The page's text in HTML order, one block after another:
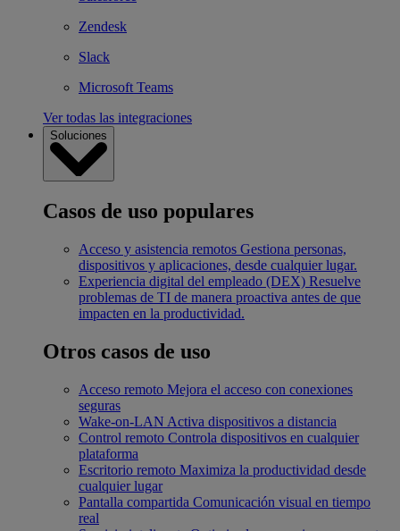
Zendesk
Slack
Microsoft Teams
Ver todas las integraciones
Soluciones
Casos de uso populares
Acceso y asistencia remotos Gestiona personas,
dispositivos y aplicaciones, desde cualquier lugar.
Experiencia digital del empleado (DEX) Resuelve
problemas de TI de manera proactiva antes de que
impacten en la productividad.
Otros casos de uso
Acceso remoto Mejora el acceso con conexiones
seguras
Wake-on-LAN Activa dispositivos a distancia
Control remoto Controla dispositivos en cualquier
plataforma
Escritorio remoto Maximiza la productividad desde
cualquier lugar
Pantalla compartida Comunicación visual en tiempo
real